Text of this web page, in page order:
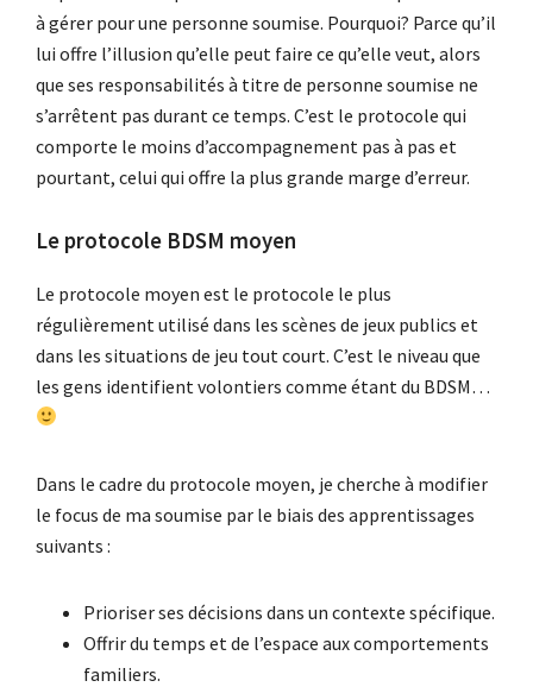
à gérer pour une personne soumise. Pourquoi? Parce qu’il
lui offre l’illusion qu’elle peut faire ce qu’elle veut, alors
que ses responsabilités à titre de personne soumise ne
s’arrêtent pas durant ce temps. C’est le protocole qui
comporte le moins d’accompagnement pas à pas et
pourtant, celui qui offre la plus grande marge d’erreur.
Le protocole BDSM moyen
Le protocole moyen est le protocole le plus
régulièrement utilisé dans les scènes de jeux publics et
dans les situations de jeu tout court. C’est le niveau que
les gens identifient volontiers comme étant du BDSM…
Dans le cadre du protocole moyen, je cherche à modifier
le focus de ma soumise par le biais des apprentissages
suivants :
Prioriser ses décisions dans un contexte spécifique.
Offrir du temps et de l’espace aux comportements
familiers.